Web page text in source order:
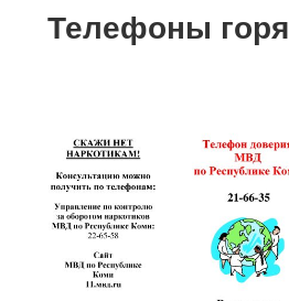
Телефоны